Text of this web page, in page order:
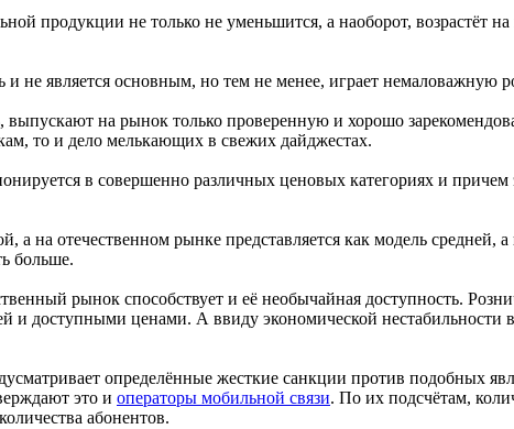
продукции не только не уменьшится, а наоборот, возрастёт
является основным, но тем не менее, играет немаловажную
на рынок только проверенную и хорошо
то и дело мелькающих в свежих дайджестах.
в совершенно различных ценовых категориях и причем
на отечественном рынке представляется как модель средней,
больше.
рынок способствует и её необычайная доступность.
и доступными ценами. А ввиду экономической нестабильности
определённые жесткие санкции против подобных
это и операторы мобильной связи. По их подсчётам,
абонентов.